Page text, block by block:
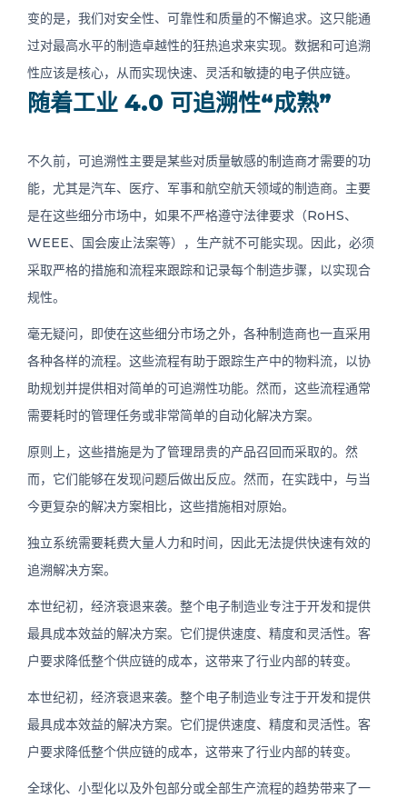
变的是，我们对安全性、可靠性和质量的不懈追求。这只能通
过对最高水平的制造卓越性的狂热追求来实现。数据和可追溯
性应该是核心，从而实现快速、灵活和敏捷的电子供应链。
随着工业 4.0 可追溯性“成熟”
不久前，可追溯性主要是某些对质量敏感的制造商才需要的功
能，尤其是汽车、医疗、军事和航空航天领域的制造商。主要
是在这些细分市场中，如果不严格遵守法律要求（RoHS、
WEEE、国会废止法案等），生产就不可能实现。因此，必须
采取严格的措施和流程来跟踪和记录每个制造步骤，以实现合
规性。
毫无疑问，即使在这些细分市场之外，各种制造商也一直采用
各种各样的流程。这些流程有助于跟踪生产中的物料流，以协
助规划并提供相对简单的可追溯性功能。然而，这些流程通常
需要耗时的管理任务或非常简单的自动化解决方案。
原则上，这些措施是为了管理昂贵的产品召回而采取的。然
而，它们能够在发现问题后做出反应。然而，在实践中，与当
今更复杂的解决方案相比，这些措施相对原始。
独立系统需要耗费大量人力和时间，因此无法提供快速有效的
追溯解决方案。
本世纪初，经济衰退来袭。整个电子制造业专注于开发和提供
最具成本效益的解决方案。它们提供速度、精度和灵活性。客
户要求降低整个供应链的成本，这带来了行业内部的转变。
本世纪初，经济衰退来袭。整个电子制造业专注于开发和提供
最具成本效益的解决方案。它们提供速度、精度和灵活性。客
户要求降低整个供应链的成本，这带来了行业内部的转变。
全球化、小型化以及外包部分或全部生产流程的趋势带来了一